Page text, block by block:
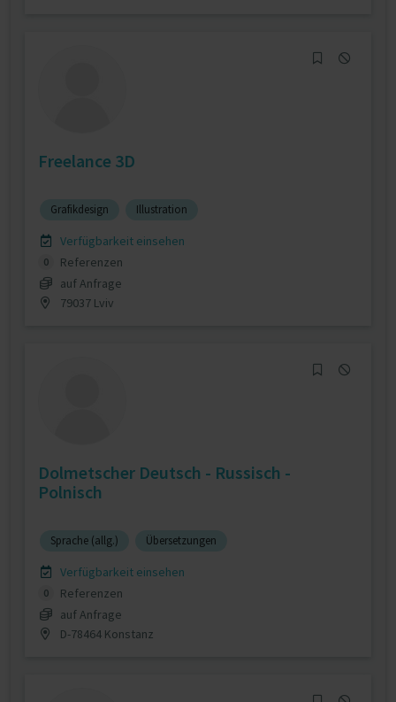
Freelance 3D
Grafikdesign Illustration
Verfügbarkeit einsehen
0
Referenzen
auf Anfrage
79037 Lviv
Dolmetscher Deutsch - Russisch -
Polnisch
Sprache (allg.) Übersetzungen
Verfügbarkeit einsehen
0
Referenzen
auf Anfrage
D-78464 Konstanz